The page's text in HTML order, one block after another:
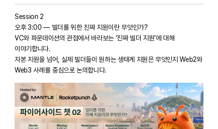
Session 2
오후 3:00 — 빌더를 위한 진짜 지원이란 무엇인가?
VC와 파운데이션의 관점에서 바라보는 ‘진짜 빌더 지원’에 대해
이야기합니다.
자본 지원을 넘어, 실제 빌더들이 원하는 생태계 지원은 무엇인지 Web2와
Web3 사례를 중심으로 논의합니다.